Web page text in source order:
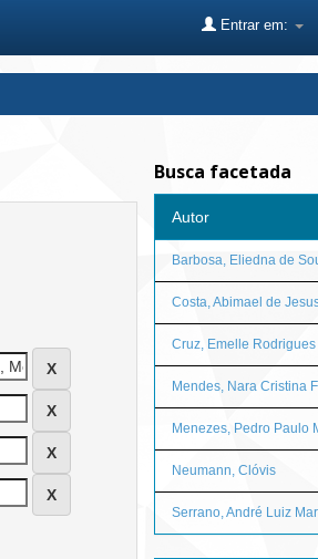
Entrar em:
Busca facetada
Autor
Barbosa, Eliedna de
Costa, Abimael de
Cruz, Emelle
Mendes, Nara Cristina
Menezes, Pedro Paulo
Neumann, Clóvis
Serrano, André Luiz